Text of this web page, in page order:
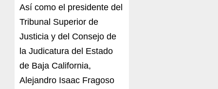
Así como el presidente del
Tribunal Superior de
Justicia y del Consejo de
la Judicatura del Estado
de Baja California,
Alejandro Isaac Fragoso